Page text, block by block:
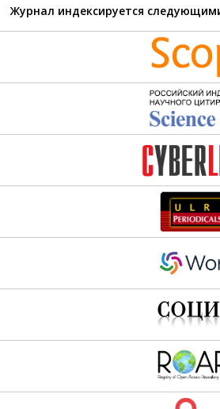
Журнал индексируется